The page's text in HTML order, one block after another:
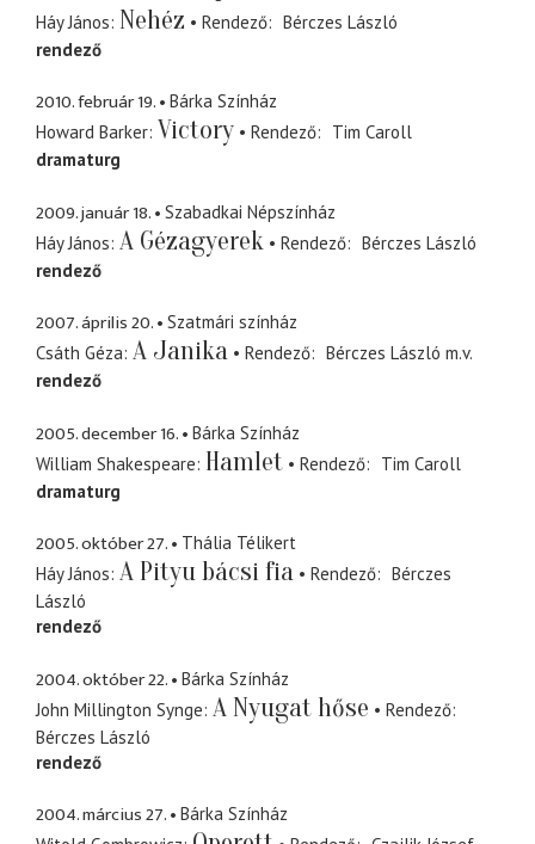
Háy János Nehéz Rendező
Bérczes László
rendező
2010. február 19.
Bárka Színház
Howard Barker Victory Rendező
Tim Caroll
dramaturg
2009. január 18.
Szabadkai Népszínház
Háy János A Gézagyerek Rendező
Bérczes László
rendező
2007. április 20.
Szatmári színház
Csáth Géza A Janika Rendező Bérczes László m.v.
rendező
2005. december 16.
Bárka Színház
William Shakespeare Hamlet Rendező
Tim Caroll
dramaturg
2005. október 27.
Thália Télikert
Háy János A Pityu bácsi fia Rendező
Bérczes
László
rendező
2004. október 22.
Bárka Színház
John Millington Synge A Nyugat hőse
Rendező
Bérczes László
rendező
2004. március 27.
Bárka Színház